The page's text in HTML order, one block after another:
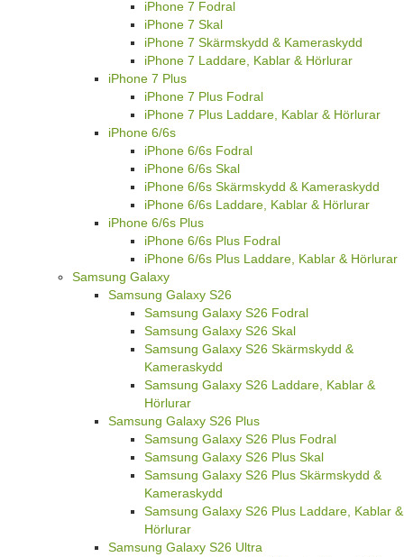
iPhone 7 Fodral
iPhone 7 Skal
iPhone 7 Skärmskydd & Kameraskydd
iPhone 7 Laddare, Kablar & Hörlurar
iPhone 7 Plus
iPhone 7 Plus Fodral
iPhone 7 Plus Laddare, Kablar & Hörlurar
iPhone 6/6s
iPhone 6/6s Fodral
iPhone 6/6s Skal
iPhone 6/6s Skärmskydd & Kameraskydd
iPhone 6/6s Laddare, Kablar & Hörlurar
iPhone 6/6s Plus
iPhone 6/6s Plus Fodral
iPhone 6/6s Plus Laddare, Kablar & Hörlurar
Samsung Galaxy
Samsung Galaxy S26
Samsung Galaxy S26 Fodral
Samsung Galaxy S26 Skal
Samsung Galaxy S26 Skärmskydd &
Kameraskydd
Samsung Galaxy S26 Laddare, Kablar &
Hörlurar
Samsung Galaxy S26 Plus
Samsung Galaxy S26 Plus Fodral
Samsung Galaxy S26 Plus Skal
Samsung Galaxy S26 Plus Skärmskydd &
Kameraskydd
Samsung Galaxy S26 Plus Laddare, Kablar &
Hörlurar
Samsung Galaxy S26 Ultra